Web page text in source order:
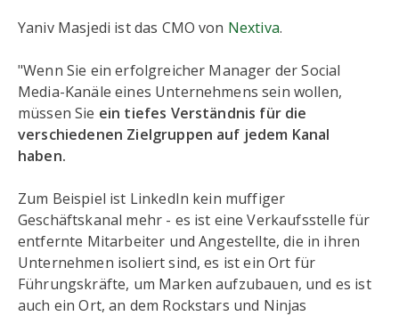
Yaniv Masjedi ist das CMO von Nextiva.
"Wenn Sie ein erfolgreicher Manager der Social
Media-Kanäle eines Unternehmens sein wollen,
müssen Sie ein tiefes Verständnis für die
verschiedenen Zielgruppen auf jedem Kanal
haben.
Zum Beispiel ist LinkedIn kein muffiger
Geschäftskanal mehr - es ist eine Verkaufsstelle für
entfernte Mitarbeiter und Angestellte, die in ihren
Unternehmen isoliert sind, es ist ein Ort für
Führungskräfte, um Marken aufzubauen, und es ist
auch ein Ort, an dem Rockstars und Ninjas